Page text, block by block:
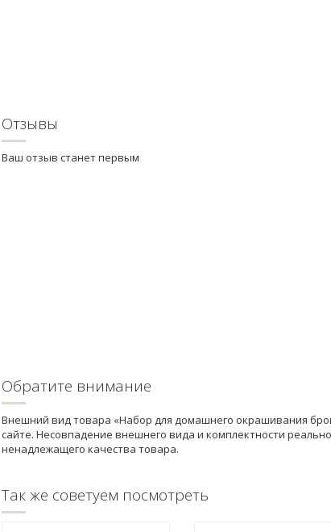
Отзывы
Ваш отзыв станет первым
Обратите внимание
Внешний вид товара «Набор для домашнего окрашивания
сайте. Несовпадение внешнего вида и комплектности
ненадлежащего качества товара.
Так же советуем посмотреть